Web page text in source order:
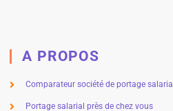
A PROPOS
Comparateur société de portage salarial
Portage salarial près de chez vous